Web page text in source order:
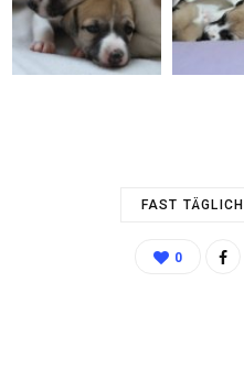
FAST TÄGLICH
0